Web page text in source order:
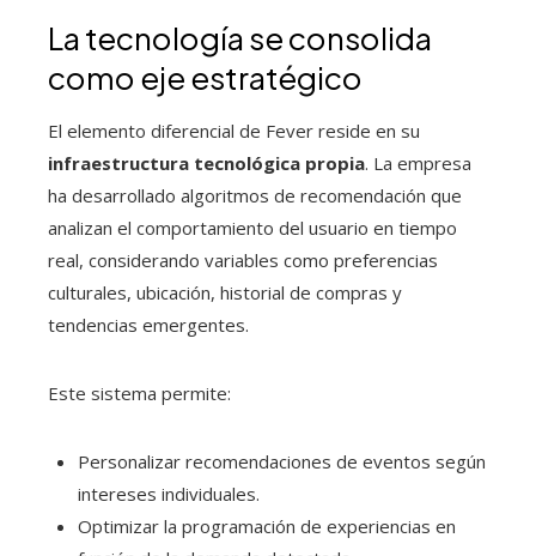
La tecnología se consolida
como eje estratégico
El elemento diferencial de Fever reside en su
infraestructura tecnológica propia. La empresa
ha desarrollado algoritmos de recomendación que
analizan el comportamiento del usuario en tiempo
real, considerando variables como preferencias
culturales, ubicación, historial de compras y
tendencias emergentes.
Este sistema permite:
Personalizar recomendaciones de eventos según
intereses individuales.
Optimizar la programación de experiencias en